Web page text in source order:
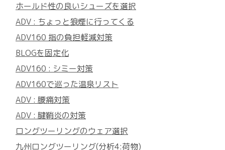
ホールド性の良いシューズを選択
ADV : ちょっと狼煙に行ってくる
ADV160 指の負担軽減対策
BLOGを固定化
ADV160 : シミー対策
ADV160で巡った温泉リスト
ADV : 腰痛対策
ADV : 腱鞘炎の対策
ロングツーリングのウェア選択
九州ロングツーリング(分析4:荷物)